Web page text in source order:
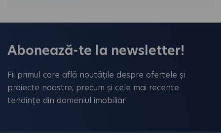
image
continue.
Abonează-te la newsletter!
Fii primul care află noutățile despre ofertele și
proiecte noastre, precum și cele mai recente
tendințe din domeniul imobiliar!